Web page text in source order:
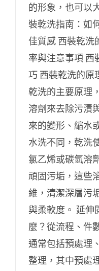
的形象，也可以
裝乾洗指南：如
佳質感 西裝乾洗
率與注意事項 西
巧 西裝乾洗的原
乾洗的主要原理
溶劑來去除污漬
來的變形、縮水
水洗不同，乾洗
氯乙烯或碳氫溶
頑固污垢，這些
維，清潔深層污
與柔軟度。 延伸
麼？從流程、件
通常包括預處理
整理，其中預處